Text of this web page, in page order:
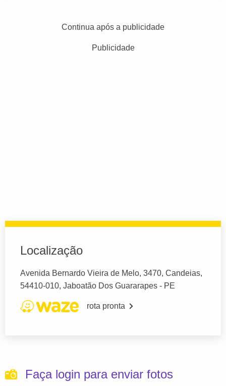
Continua após a publicidade
Publicidade
Localização
Avenida Bernardo Vieira de Melo, 3470, Candeias,
54410-010, Jaboatão Dos Guararapes - PE
rota pronta
Faça login para enviar fotos